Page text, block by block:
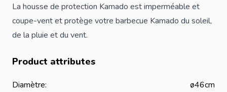
La housse de protection Kamado est imperméable et
coupe-vent et protège votre barbecue Kamado du soleil,
de la pluie et du vent.
Product attributes
Diamètre:
ø46cm